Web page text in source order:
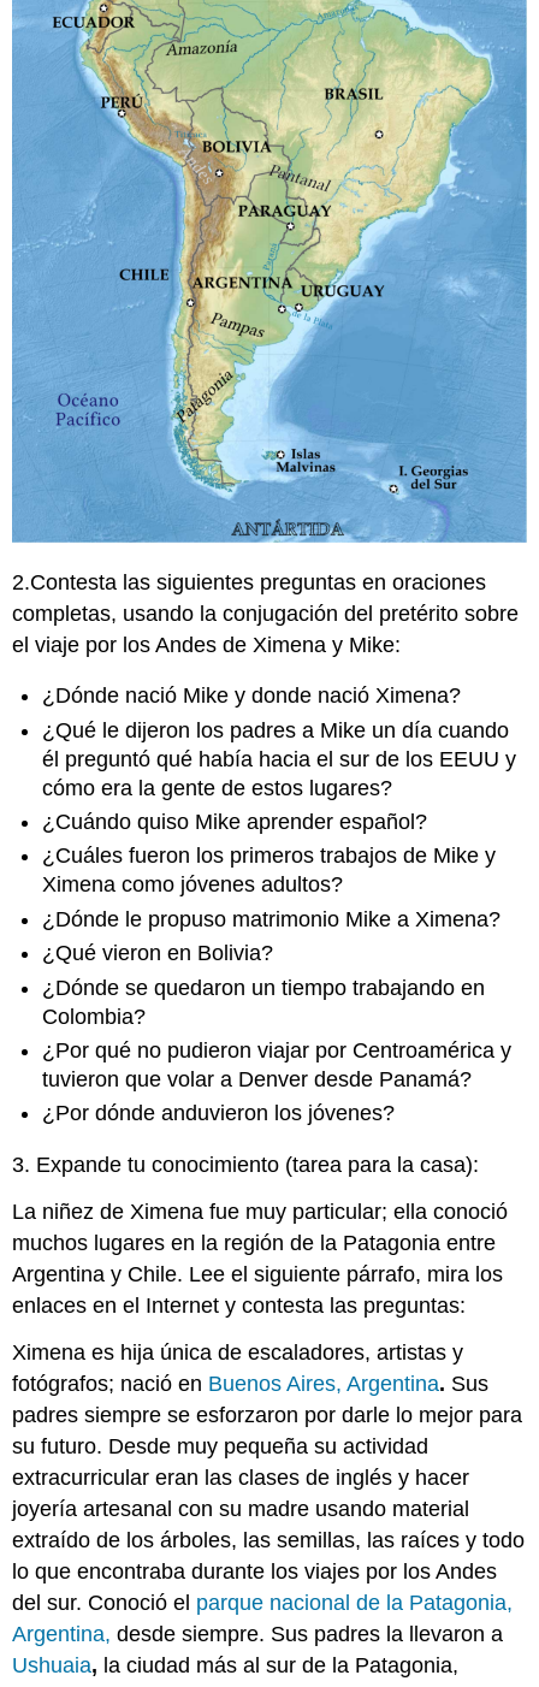
2.Contesta las siguientes preguntas en oraciones
completas, usando la conjugación del pretérito sobre
el viaje por los Andes de Ximena y Mike:
¿Dónde nació Mike y donde nació Ximena?
¿Qué le dijeron los padres a Mike un día cuando
él preguntó qué había hacia el sur de los EEUU y
cómo era la gente de estos lugares?
¿Cuándo quiso Mike aprender español?
¿Cuáles fueron los primeros trabajos de Mike y
Ximena como jóvenes adultos?
¿Dónde le propuso matrimonio Mike a Ximena?
¿Qué vieron en Bolivia?
¿Dónde se quedaron un tiempo trabajando en
Colombia?
¿Por qué no pudieron viajar por Centroamérica y
tuvieron que volar a Denver desde Panamá?
¿Por dónde anduvieron los jóvenes?
3. Expande tu conocimiento (tarea para la casa):
La niñez de Ximena fue muy particular; ella conoció
muchos lugares en la región de la Patagonia entre
Argentina y Chile. Lee el siguiente párrafo, mira los
enlaces en el Internet y contesta las preguntas:
Ximena es hija única de escaladores, artistas y
fotógrafos; nació en Buenos Aires, Argentina. Sus
padres siempre se esforzaron por darle lo mejor para
su futuro. Desde muy pequeña su actividad
extracurricular eran las clases de inglés y hacer
joyería artesanal con su madre usando material
extraído de los árboles, las semillas, las raíces y todo
lo que encontraba durante los viajes por los Andes
del sur. Conoció el parque nacional de la Patagonia,
Argentina, desde siempre. Sus padres la llevaron a
Ushuaia, la ciudad más al sur de la Patagonia,